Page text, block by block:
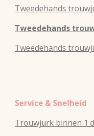
Tweedehands
Tweedehands
Tweedehands
Service & Snelheid
Trouwjurk binnen 1